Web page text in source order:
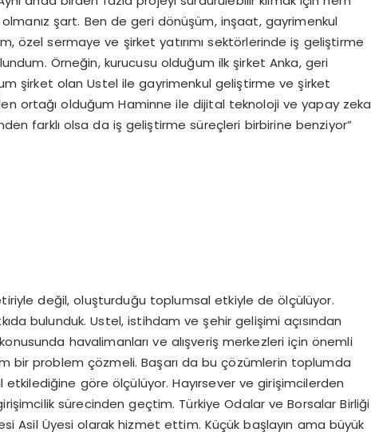
şart. Ben de geri dönüşüm, inşaat, gayrimenkul
özel sermaye ve şirket yatırımı sektörlerinde iş geliştirme
Örneğin, kurucusu olduğum ilk şirket Anka, geri
şirket olan Ustel ile gayrimenkul geliştirme ve şirket
ortağı olduğum Haminne ile dijital teknoloji ve yapay zeka
farklı olsa da iş geliştirme süreçleri birbirine benziyor”
değil, oluşturduğu toplumsal etkiyle de ölçülüyor.
bulunduk. Ustel, istihdam ve şehir gelişimi açısından
havalimanları ve alışveriş merkezleri için önemli
bir problem çözmeli. Başarı da bu çözümlerin toplumda
etkilediğine göre ölçülüyor. Hayırsever ve girişimcilerden
sürecinden geçtim. Türkiye Odalar ve Borsalar Birliği
Asil Üyesi olarak hizmet ettim. Küçük başlayın ama büyük